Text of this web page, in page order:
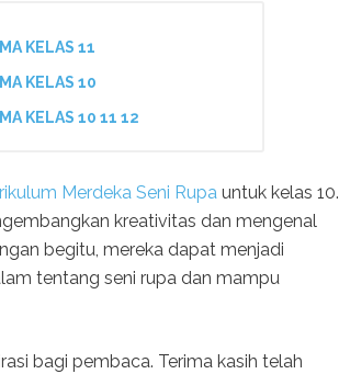
KELAS 11
KELAS 10
KELAS 10 11 12
Merdeka Seni Rupa untuk kelas 10.
kreativitas dan mengenal
begitu, mereka dapat menjadi
tentang seni rupa dan mampu
bagi pembaca. Terima kasih telah